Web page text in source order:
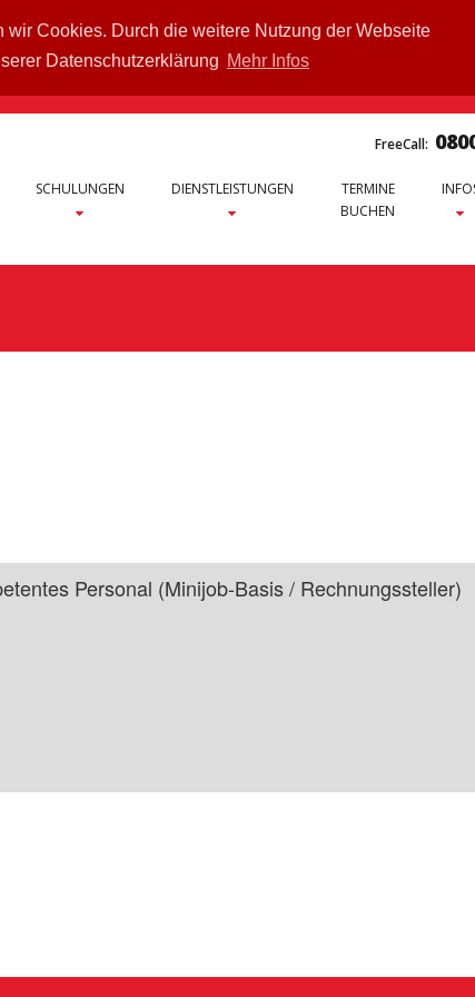
Cookies. Durch die weitere Nutzung der Webseite
Datenschutzerklärung Mehr Infos
FreeCall:
SCHULUNGEN DIENSTLEISTUNGEN
TERMINE
BUCHEN
Personal (Minijob-Basis / Rechnungssteller)